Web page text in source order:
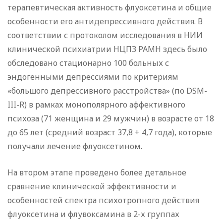
терапевтическая активность флуоксетина и общие
особенности его антидепрессивного действия. В
соответствии с протоколом исследования в НИИ
клинической психиатрии НЦПЗ РАМН здесь было
обследовано стационарно 100 больных с
эндогенными депрессиями по критериям
«большого депрессивного расстройства» (по DSM-
III-R) в рамках монополярного аффективного
психоза (71 женщина и 29 мужчин) в возрасте от 18
до 65 лет (средний возраст 37,8 + 4,7 года), которые
получали лечение флуоксетином.
На втором этапе проведено более детальное
сравнение клинической эффективности и
особенностей спектра психотропного действия
флуоксетина и флувоксамина в 2-х группах